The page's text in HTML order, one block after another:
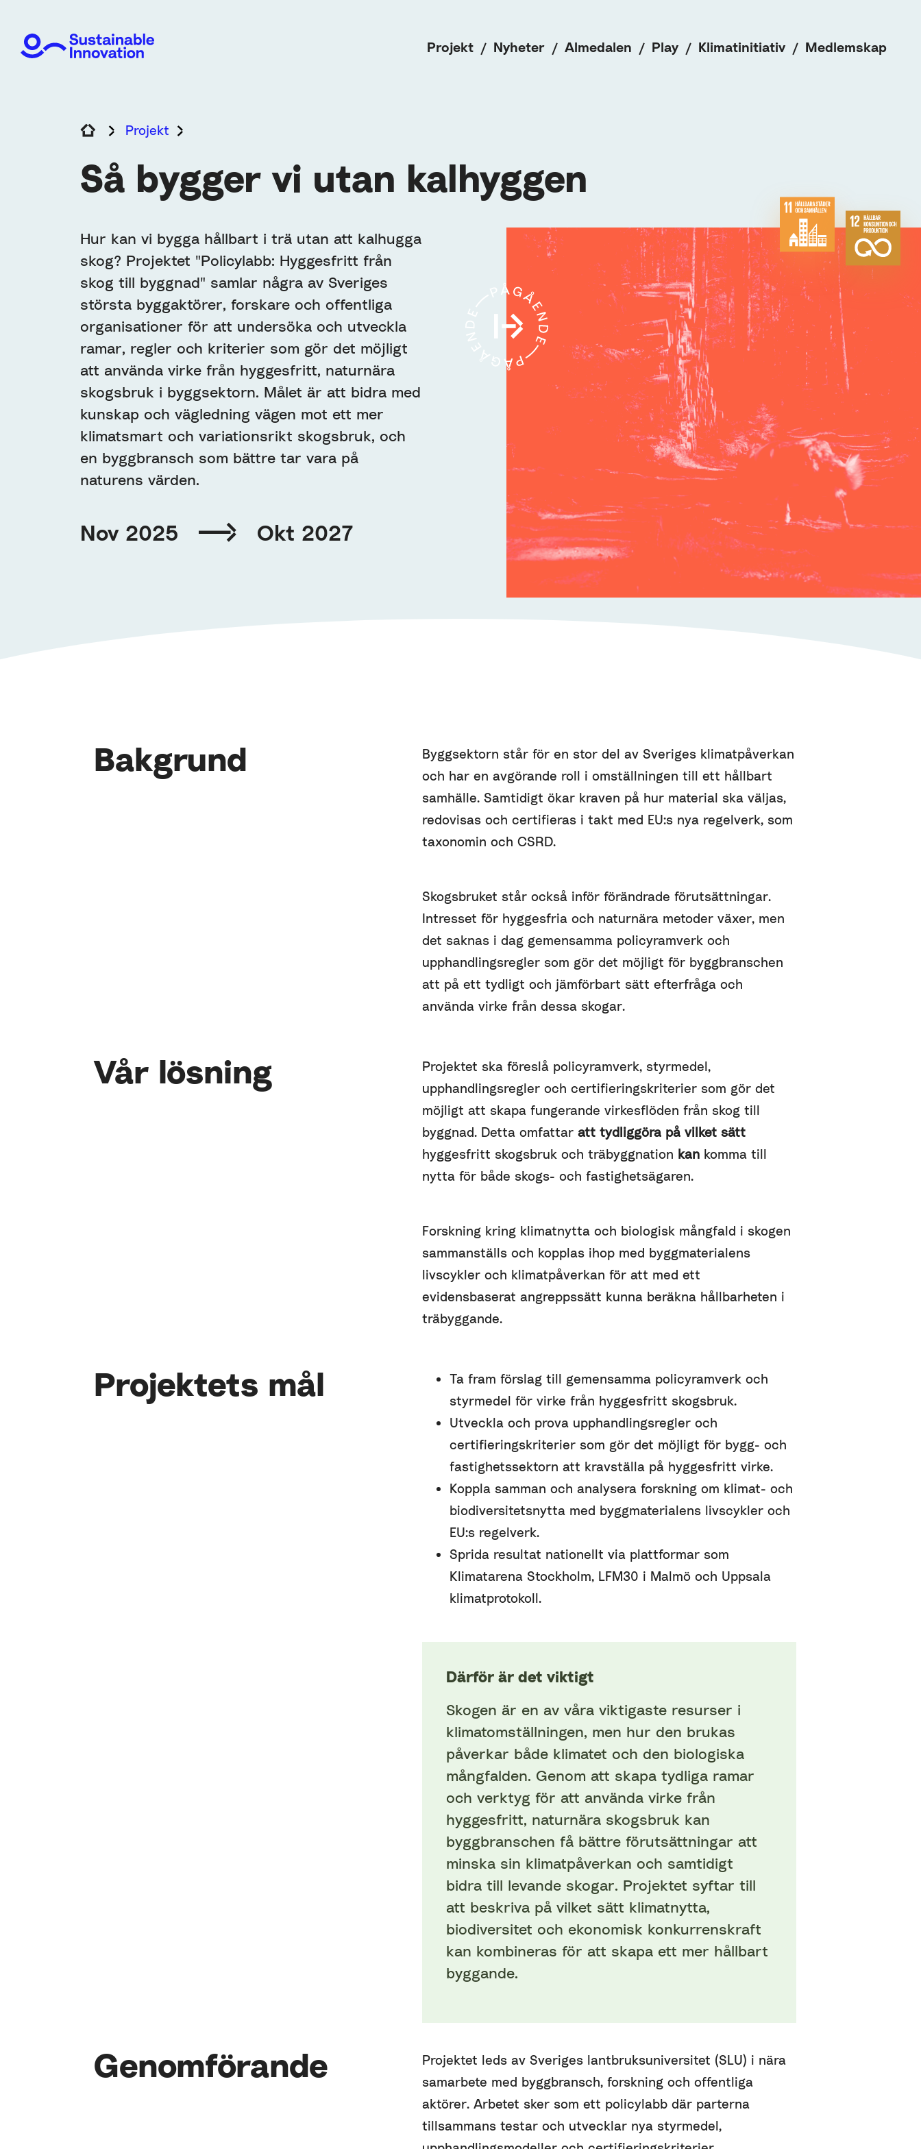
Projekt Nyheter Almedalen Play Klimatinitiativ Medlemskap
Projekt
Så bygger vi utan kalhyggen
Hur kan vi bygga hållbart i trä utan att kalhugga
skog? Projektet "Policylabb: Hyggesfritt från
skog till byggnad" samlar några av Sveriges
största byggaktörer, forskare och offentliga
organisationer för att undersöka och utveckla
ramar, regler och kriterier som gör det möjligt
att använda virke från hyggesfritt, naturnära
skogsbruk i byggsektorn. Målet är att bidra med
kunskap och vägledning vägen mot ett mer
klimatsmart och variationsrikt skogsbruk, och
en byggbransch som bättre tar vara på
naturens värden.
Nov 2025 Okt 2027
Bakgrund
Byggsektorn står för en stor del av Sveriges klimatpåverkan
och har en avgörande roll i omställningen till ett hållbart
samhälle. Samtidigt ökar kraven på hur material ska väljas,
redovisas och certifieras i takt med EU:s nya regelverk, som
taxonomin och CSRD.
Skogsbruket står också inför förändrade förutsättningar.
Intresset för hyggesfria och naturnära metoder växer, men
det saknas i dag gemensamma policyramverk och
upphandlingsregler som gör det möjligt för byggbranschen
att på ett tydligt och jämförbart sätt efterfråga och
använda virke från dessa skogar.
Vår lösning
Projektet ska föreslå policyramverk, styrmedel,
upphandlingsregler och certifieringskriterier som gör det
möjligt att skapa fungerande virkesflöden från skog till
byggnad. Detta omfattar att tydliggöra på vilket sätt
hyggesfritt skogsbruk och träbyggnation kan komma till
nytta för både skogs- och fastighetsägaren.
Forskning kring klimatnytta och biologisk mångfald i skogen
sammanställs och kopplas ihop med byggmaterialens
livscykler och klimatpåverkan för att med ett
evidensbaserat angreppssätt kunna beräkna hållbarheten i
träbyggande.
Projektets mål
Ta fram förslag till gemensamma policyramverk och
styrmedel för virke från hyggesfritt skogsbruk.
Utveckla och prova upphandlingsregler och
certifieringskriterier som gör det möjligt för bygg- och
fastighetssektorn att kravställa på hyggesfritt virke.
Koppla samman och analysera forskning om klimat- och
biodiversitetsnytta med byggmaterialens livscykler och
EU:s regelverk.
Sprida resultat nationellt via plattformar som
Klimatarena Stockholm, LFM30 i Malmö och Uppsala
klimatprotokoll.
Därför är det viktigt
Skogen är en av våra viktigaste resurser i
klimatomställningen, men hur den brukas
påverkar både klimatet och den biologiska
mångfalden. Genom att skapa tydliga ramar
och verktyg för att använda virke från
hyggesfritt, naturnära skogsbruk kan
byggbranschen få bättre förutsättningar att
minska sin klimatpåverkan och samtidigt
bidra till levande skogar. Projektet syftar till
att beskriva på vilket sätt klimatnytta,
biodiversitet och ekonomisk konkurrenskraft
kan kombineras för att skapa ett mer hållbart
byggande.
Genomförande
Projektet leds av Sveriges lantbruksuniversitet (SLU) i nära
samarbete med byggbransch, forskning och offentliga
aktörer. Arbetet sker som ett policylabb där parterna
tillsammans testar och utvecklar nya styrmedel,